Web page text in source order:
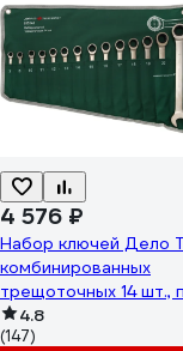
4 576 ₽
Набор ключей Дело
комбинированных
трещоточных 14 шт.,
тетрон. 515141
4.8
(147)